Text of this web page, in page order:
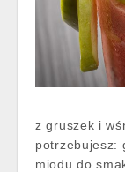
z gruszek i
potrzebujesz:
miodu do